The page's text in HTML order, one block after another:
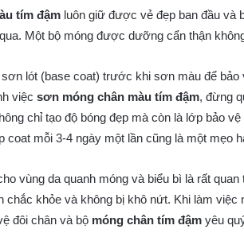
tím đậm luôn giữ được vẻ đẹp ban đầu và
Một bộ móng được dưỡng cẩn thận
lót (base coat) trước khi sơn màu để bảo
việc sơn móng chân màu tím đậm, đừng
chỉ tạo độ bóng đẹp mà còn là lớp bảo
mỗi 3-4 ngày một lần cũng là một mẹo
vùng da quanh móng và biểu bì là rất
chắc khỏe và không bị khô nứt. Khi làm
đôi chân và bộ móng chân tím đậm yêu